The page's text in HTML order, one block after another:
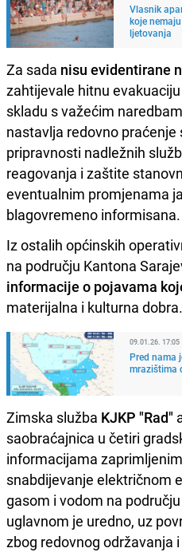
Vlasnik
koje
ljetovanja
Za sada nisu evidentirane
zahtijevale hitnu
skladu s važećim
nastavlja redovno
pripravnosti nadležnih
reagovanja i zaštite
eventualnim promjenama
blagovremeno informisana.
Iz ostalih općinskih
na području Kantona
informacije o pojavama
materijalna i kulturna dobra.
09.01.26. 17:05
Pred nama
mrazištima
Zimska služba KJKP "Rad"
saobraćajnica u četiri
informacijama
snabdijevanje električnom
gasom i vodom na
uglavnom je uredno, uz
zbog redovnog održavanja